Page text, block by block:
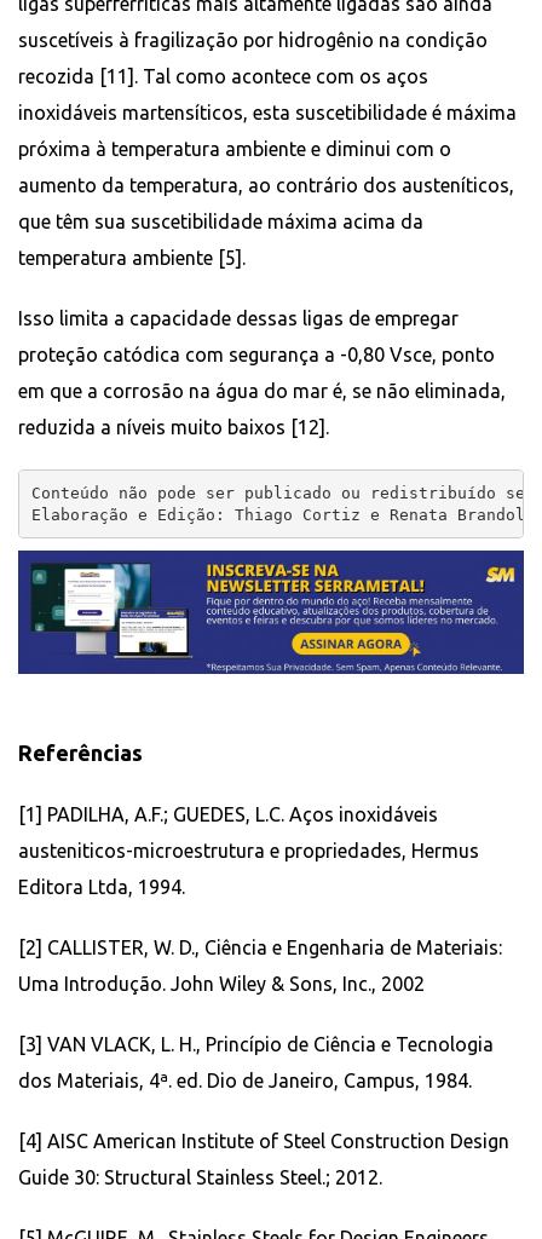
suscetíveis à fragilização por hidrogênio na condição
recozida [11]. Tal como acontece com os aços
inoxidáveis ​​martensíticos, esta suscetibilidade é máxima
próxima à temperatura ambiente e diminui com o
aumento da temperatura, ao contrário dos austeníticos,
que têm sua suscetibilidade máxima acima da
temperatura ambiente [5].
Isso limita a capacidade dessas ligas de empregar
proteção catódica com segurança a -0,80 Vsce, ponto
em que a corrosão na água do mar é, se não eliminada,
reduzida a níveis muito baixos [12].
Conteúdo não pode ser publicado ou redistribuído
Elaboração e Edição: Thiago Cortiz e Renata
Referências
[1] PADILHA, A.F.; GUEDES, L.C. Aços inoxidáveis
austeniticos-microestrutura e propriedades, Hermus
Editora Ltda, 1994.
[2] CALLISTER, W. D., Ciência e Engenharia de Materiais:
Uma Introdução. John Wiley & Sons, Inc., 2002
[3] VAN VLACK, L. H., Princípio de Ciência e Tecnologia
dos Materiais, 4ª. ed. Dio de Janeiro, Campus, 1984.
[4] AISC American Institute of Steel Construction Design
Guide 30: Structural Stainless Steel.; 2012.